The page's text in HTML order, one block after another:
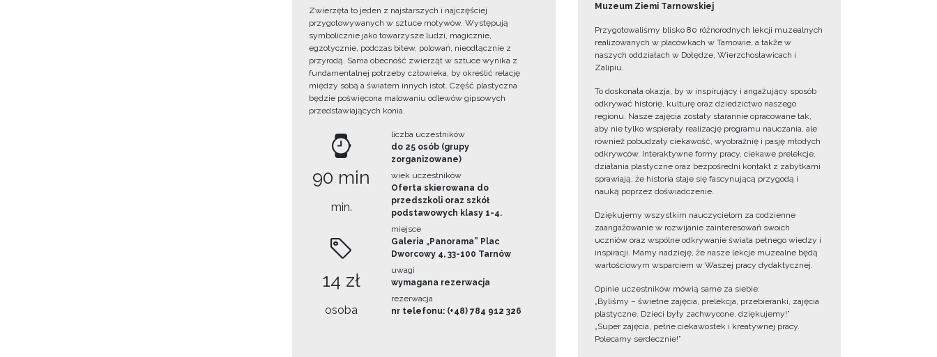
Zwierzęta to jeden z najstarszych i najczęściej
przygotowywanych w sztuce motywów. Występują
symbolicznie jako towarzysze ludzi, magicznie,
egzotycznie, podczas bitew, polowań, nieodłącznie z
przyrodą. Sama obecność zwierząt w sztuce wynika z
fundamentalnej potrzeby człowieka, by określić relację
między sobą a światem innych istot. Część plastyczna
będzie poświęcona malowaniu odlewów gipsowych
przedstawiających konia.
90 min
min.
14 zł
osoba
liczba uczestników
do 25 osób (grupy
zorganizowane)
wiek uczestników
Oferta skierowana do
przedszkoli oraz szkół
podstawowych klasy 1-4.
miejsce
Galeria „Panorama” Plac
Dworcowy 4, 33-100 Tarnów
uwagi
wymagana rezerwacja
rezerwacja
nr telefonu: (+48) 784 912 326
Muzeum Ziemi Tarnowskiej
Przygotowaliśmy blisko 80 różnorodnych lekcji muzealnych
realizowanych w placówkach w Tarnowie, a także w
naszych oddziałach w Dołędze, Wierzchosławicach i
Zalipiu.
To doskonała okazja, by w inspirujący i angażujący sposób
odkrywać historię, kulturę oraz dziedzictwo naszego
regionu. Nasze zajęcia zostały starannie opracowane tak,
aby nie tylko wspierały realizację programu nauczania, ale
również pobudzały ciekawość, wyobraźnię i pasję młodych
odkrywców. Interaktywne formy pracy, ciekawe prelekcje,
działania plastyczne oraz bezpośredni kontakt z zabytkami
sprawiają, że historia staje się fascynującą przygodą i
nauką poprzez doświadczenie.
Dziękujemy wszystkim nauczycielom za codzienne
zaangażowanie w rozwijanie zainteresowań swoich
uczniów oraz wspólne odkrywanie świata pełnego wiedzy i
inspiracji. Mamy nadzieję, że nasze lekcje muzealne będą
wartościowym wsparciem w Waszej pracy dydaktycznej.
Opinie uczestników mówią same za siebie:
„Byliśmy – świetne zajęcia, prelekcja, przebieranki, zajęcia
plastyczne. Dzieci były zachwycone, dziękujemy!”
„Super zajęcia, pełne ciekawostek i kreatywnej pracy.
Polecamy serdecznie!”